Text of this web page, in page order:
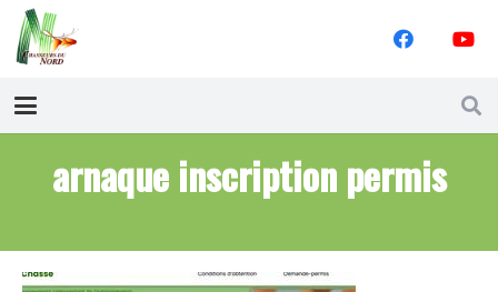
arnaque inscription permis